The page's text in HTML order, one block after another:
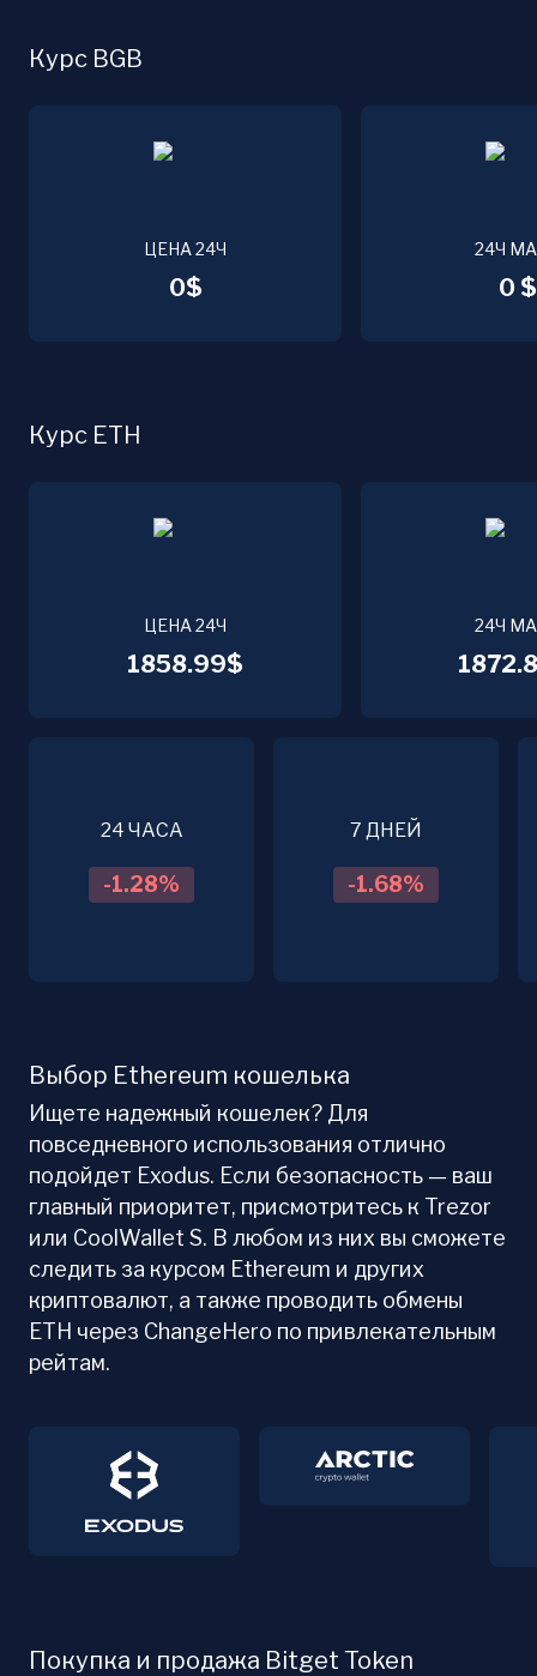
Курс BGB
ЦЕНА 24Ч
0$
24Ч
0 $
Курс ETH
ЦЕНА 24Ч
1858.99$
24Ч
24 ЧАСА
-1.28%
7 ДНЕЙ
-1.68%
Выбор Ethereum кошелька
Ищете надежный кошелек? Для
повседневного использования отлично
подойдет Exodus. Если безопасность — ваш
главный приоритет, присмотритесь к Trezor
или CoolWallet S. В любом из них вы сможете
следить за курсом Ethereum и других
криптовалют, а также проводить обмены
ETH через ChangeHero по привлекательным
рейтам.
Покупка и продажа Bitget Token